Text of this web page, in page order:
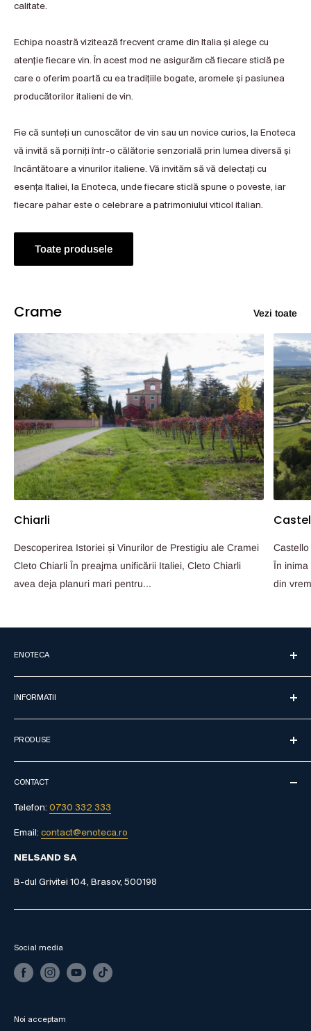
calitate.
Echipa noastră vizitează frecvent crame din Italia și alege cu
atenție fiecare vin. În acest mod ne asigurăm că fiecare sticlă pe
care o oferim poartă cu ea tradițiile bogate, aromele și pasiunea
producătorilor italieni de vin.
Fie că sunteți un cunoscător de vin sau un novice curios, la Enoteca
vă invită să porniți într-o călătorie senzorială prin lumea diversă și
încântătoare a vinurilor italiene. Vă invităm să vă delectați cu
esența Italiei, la Enoteca, unde fiecare sticlă spune o poveste, iar
fiecare pahar este o celebrare a patrimoniului viticol italian.
Toate produsele
Crame Vezi toate
Chiarli
Descoperirea Istoriei și Vinurilor de Prestigiu ale Cramei
Cleto Chiarli În preajma unificării Italiei, Cleto Chiarli
avea deja planuri mari pentru...
În inima
din
ENOTECA
Acasa
Crame
Despre noi
Livrare
Politica de retur
Formular de retur
INFORMATII
Contact
Distribuție
Parteneriate
Termeni și condiții
Politica de confidențialitate
PRODUSE
Vinuri spumante
Vinuri albe
Vinuri rose
CONTACT
Telefon: 0730 332 333
Email: contact@enoteca.ro
NELSAND SA
B-dul Grivitei 104, Brasov, 500198
Social media
Noi acceptam